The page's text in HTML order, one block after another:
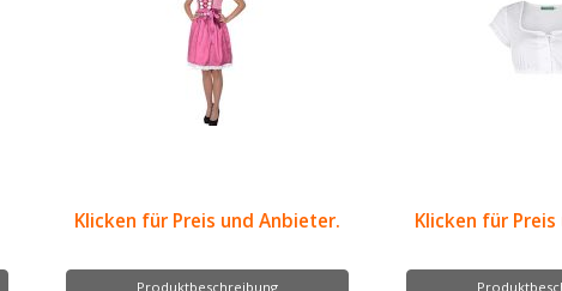
Klicken für Preis und Anbieter.
Produktbeschreibung
Klicken für